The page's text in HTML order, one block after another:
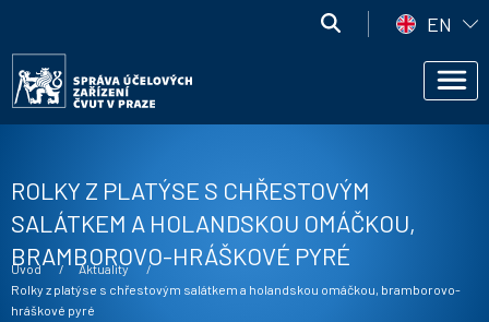
účelových
zařízení
ČVUT
EN
Správa
účelových
zařízení
ROLKY Z PLATÝSE S CHŘESTOVÝM
SALÁTKEM A HOLANDSKOU OMÁČKOU,
BRAMBOROVO-HRÁŠKOVÉ PYRÉ
Drobečková navigace
Úvod
Aktuality
Current:
Rolky z platýse s chřestovým salátkem a holandskou omáčkou, bramborovo-
hráškové pyré